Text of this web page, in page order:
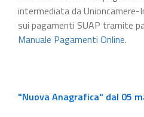
intermediata da
sui pagamenti SUAP tramite
Manuale Pagamenti Online.
"Nuova Anagrafica" dal 05